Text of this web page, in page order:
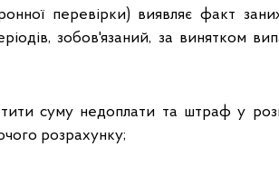
перевірки) виявляє факт
зобов'язаний, за винятком
суму недоплати та штраф у
розрахунку;